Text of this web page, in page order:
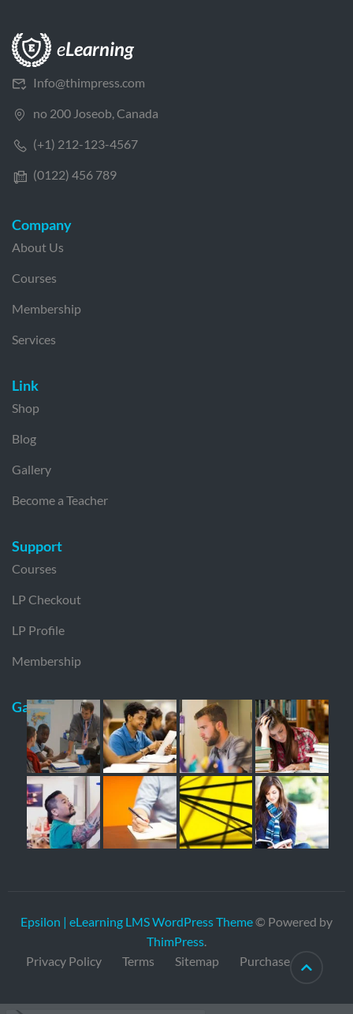
Info@thimpress.com
no 200 Joseob, Canada
(+1) 212-123-4567
(0122) 456 789
Company
About Us
Courses
Membership
Services
Link
Shop
Blog
Gallery
Become a Teacher
Support
Courses
LP Checkout
LP Profile
Membership
Gallery
Epsilon | eLearning LMS WordPress Theme© Powered by
ThimPress.
Privacy Policy
Terms Sitemap Purchase